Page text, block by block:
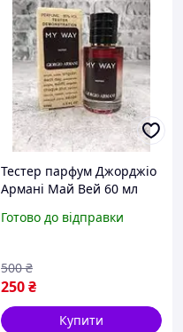
Тестер парфум Джорджіо
Армані Май Вей 60 мл
Giorgio Armani My Way
Готово до відправки
250₴
500 ₴
Купити